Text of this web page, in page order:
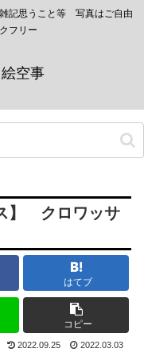
記思うこと等 写真はご自由
フリー
空事
】 クロワッサ
はてブ
コピー
2022.09.25 2022.03.03